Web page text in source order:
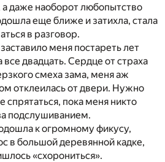
а даже наоборот любопытство
еще ближе и затихла, стала
в разговор.
меня постареть лет
все двадцать. Сердце от страха
смеха зама, меня аж
отклеилась от двери. Нужно
пока меня никто
подслушиванием.
к огромному фикусу,
в большой деревянной кадке,
«схорониться».